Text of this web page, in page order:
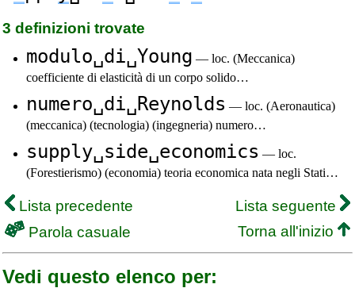
3 definizioni trovate
modulo␣di␣Young — loc. (Meccanica)
coefficiente di elasticità di un corpo solido…
numero␣di␣Reynolds — loc. (Aeronautica)
(meccanica) (tecnologia) (ingegneria) numero…
supply␣side␣economics — loc.
(Forestierismo) (economia) teoria economica nata negli Stati…
Lista precedente
Lista seguente
Parola casuale
Torna all'inizio
Vedi questo elenco per: